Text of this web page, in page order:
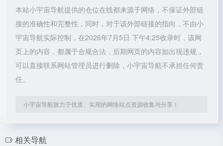
本站小宇宙导航提供的仓位在线都来源于网络，不保证外部链
接的准确性和完整性，同时，对于该外部链接的指向，不由小
宇宙导航实际控制，在2026年7月5日 下午4:25收录时，该网
页上的内容，都属于合规合法，后期网页的内容如出现违规，
可以直接联系网站管理员进行删除，小宇宙导航不承担任何责
任。
小宇宙导航致力于优质、实用的网络站点资源收集与分享！
相关导航